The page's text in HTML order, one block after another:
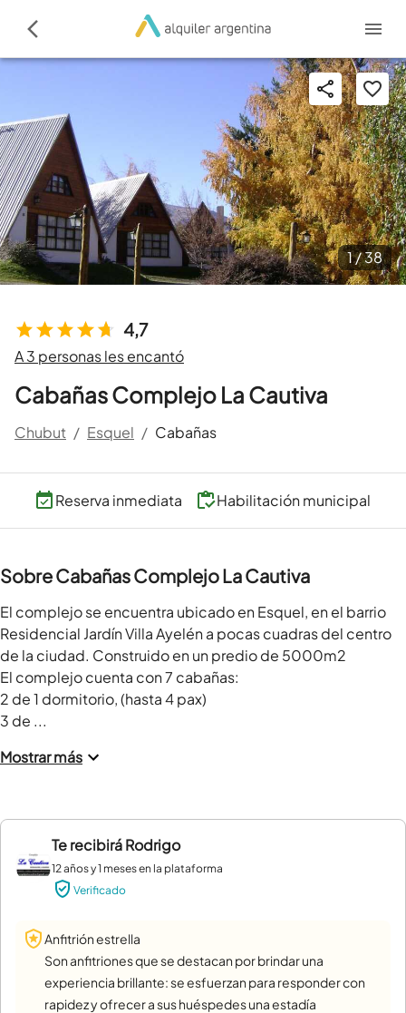
4,7
A 3 personas les encantó
Cabañas Complejo La Cautiva
Chubut / Esquel / Cabañas
1 /38
Reserva inmediata Habilitación municipal
Sobre Cabañas Complejo La Cautiva
El complejo se encuentra ubicado en Esquel, en el barrio
Residencial Jardín Villa Ayelén a pocas cuadras del centro
de la ciudad. Construido en un predio de 5000m2
El complejo cuenta con 7 cabañas:
2 de 1 dormitorio, (hasta 4 pax)
3 de ...
Mostrar más
Te recibiráRodrigo
12 años y 1 meses en la plataforma
Verificado
Anfitrión estrella
Son anfitriones que se destacan por brindar una
experiencia brillante: se esfuerzan para responder con
rapidez y ofrecer a sus huéspedes una estadía